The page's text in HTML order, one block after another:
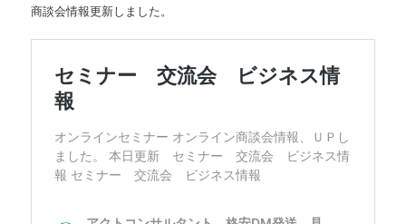
商談会情報更新しました。